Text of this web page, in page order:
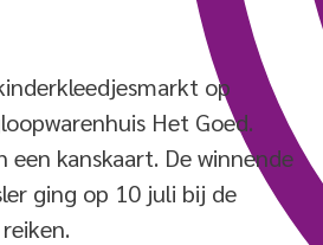
op
Het Goed.
kanskaart. De winnende
ging op 10 juli bij de